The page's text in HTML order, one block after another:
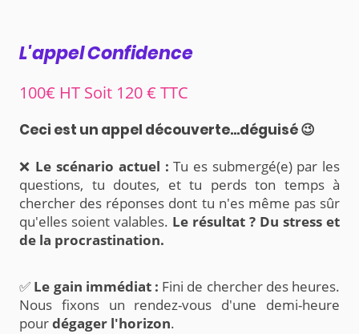
L'appel Confidence
100€ HT Soit 120 € TTC
Ceci est un appel découverte...déguisé 😉
❌ Le scénario actuel : Tu es submergé(e) par les
questions, tu doutes, et tu perds ton temps à
chercher des réponses dont tu n'es même pas sûr
qu'elles soient valables. Le résultat ? Du stress et
de la procrastination.
✅ Le gain immédiat : Fini de chercher des heures.
Nous fixons un rendez-vous d'une demi-heure
pourdégager l'horizon.